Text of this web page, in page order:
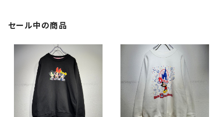
セール中の商品